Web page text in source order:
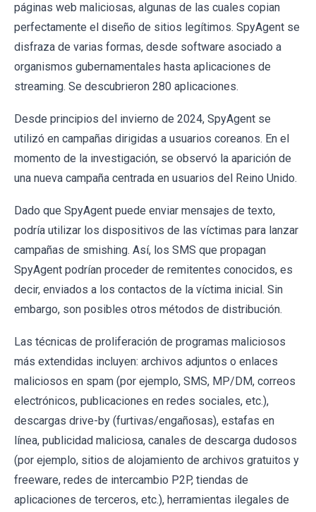
páginas web maliciosas, algunas de las cuales copian
perfectamente el diseño de sitios legítimos. SpyAgent se
disfraza de varias formas, desde software asociado a
organismos gubernamentales hasta aplicaciones de
streaming. Se descubrieron 280 aplicaciones.
Desde principios del invierno de 2024, SpyAgent se
utilizó en campañas dirigidas a usuarios coreanos. En el
momento de la investigación, se observó la aparición de
una nueva campaña centrada en usuarios del Reino Unido.
Dado que SpyAgent puede enviar mensajes de texto,
podría utilizar los dispositivos de las víctimas para lanzar
campañas de smishing. Así, los SMS que propagan
SpyAgent podrían proceder de remitentes conocidos, es
decir, enviados a los contactos de la víctima inicial. Sin
embargo, son posibles otros métodos de distribución.
Las técnicas de proliferación de programas maliciosos
más extendidas incluyen: archivos adjuntos o enlaces
maliciosos en spam (por ejemplo, SMS, MP/DM, correos
electrónicos, publicaciones en redes sociales, etc.),
descargas drive-by (furtivas/engañosas), estafas en
línea, publicidad maliciosa, canales de descarga dudosos
(por ejemplo, sitios de alojamiento de archivos gratuitos y
freeware, redes de intercambio P2P, tiendas de
aplicaciones de terceros, etc.), herramientas ilegales de